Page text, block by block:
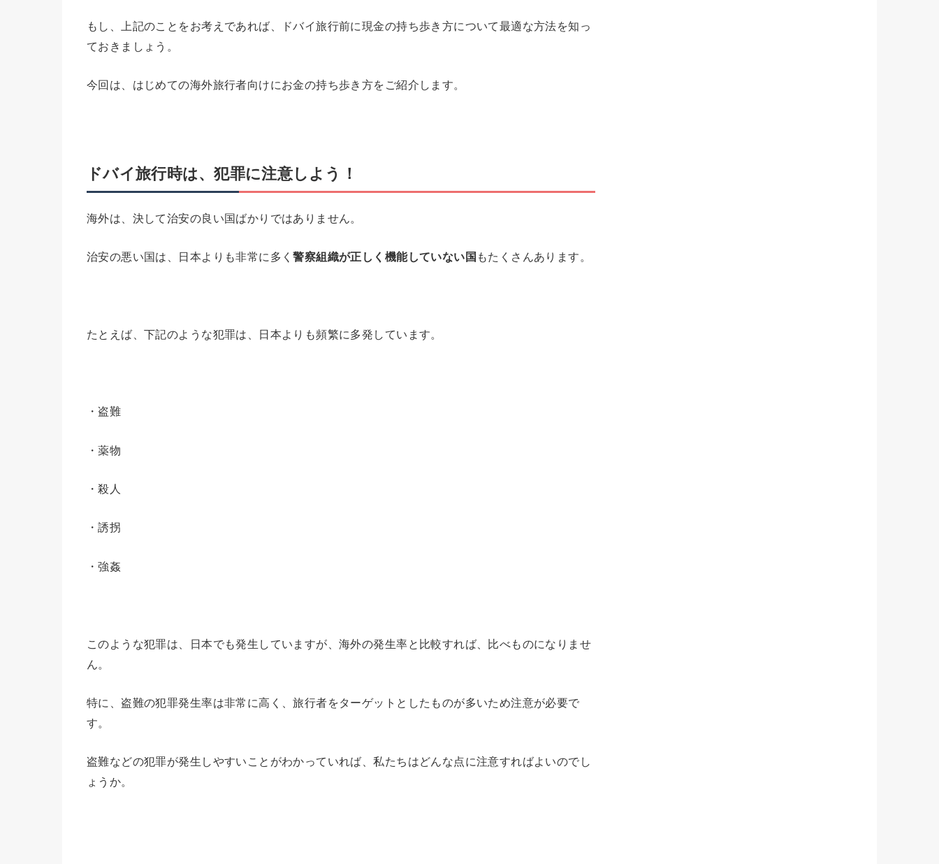
もし、上記のことをお考えであれば、ドバイ旅行前に現金の持ち歩き方について最適な方法を知っ
ておきましょう。
今回は、はじめての海外旅行者向けにお金の持ち歩き方をご紹介します。
ドバイ旅行時は、犯罪に注意しよう！
海外は、決して治安の良い国ばかりではありません。
治安の悪い国は、日本よりも非常に多く警察組織が正しく機能していない国 もたくさんあります。
たとえば、下記のような犯罪は、日本よりも頻繁に多発しています。
・盗難
・薬物
・殺人
・誘拐
・強姦
このような犯罪は、日本でも発生していますが、海外の発生率と比較すれば、比べものになりませ
ん。
特に、盗難の犯罪発生率は非常に高く、旅行者をターゲットとしたものが多いため注意が必要で
す。
盗難などの犯罪が発生しやすいことがわかっていれば、私たちはどんな点に注意すればよいのでし
ょうか。